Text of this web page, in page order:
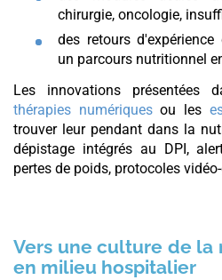
chirurgie, oncologie,
des retours
un parcours nutritionnel
Les innovations présentées
thérapies numériquesou les
trouver leur pendant dans la
dépistage intégrés au DPI,
pertes de poids, protocoles
Vers une culture de
en milieu hospitalier